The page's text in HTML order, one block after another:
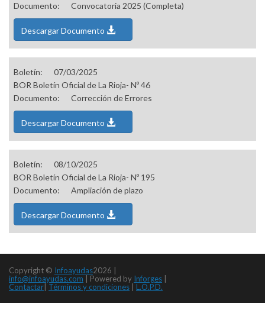
Documento:
Convocatoria 2025 (Completa)
Descargar Documento
Boletín:
07/03/2025
BOR Boletín Oficial de La Rioja- Nº 46
Documento:
Corrección de Errores
Descargar Documento
Boletín:
08/10/2025
BOR Boletín Oficial de La Rioja- Nº 195
Documento:
Ampliación de plazo
Descargar Documento
Copyright © Infoayudas2026 |
info@infoayudas.com
Powered by Inforges
Contactar Términos y condiciones L.O.P.D.